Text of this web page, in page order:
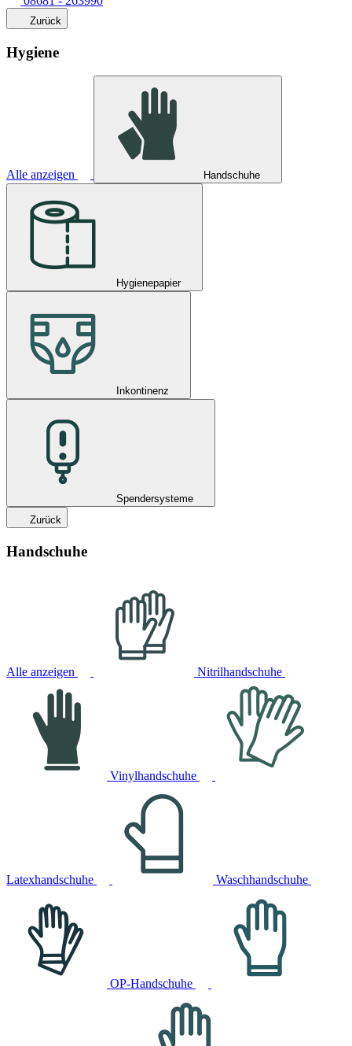
Zurück
Hygiene
Alle anzeigen Handschuhe
Hygienepapier
Inkontinenz
Spendersysteme
Zurück
Handschuhe
Alle anzeigen Nitrilhandschuhe
Vinylhandschuhe
Latexhandschuhe Waschhandschuhe
OP-Handschuhe